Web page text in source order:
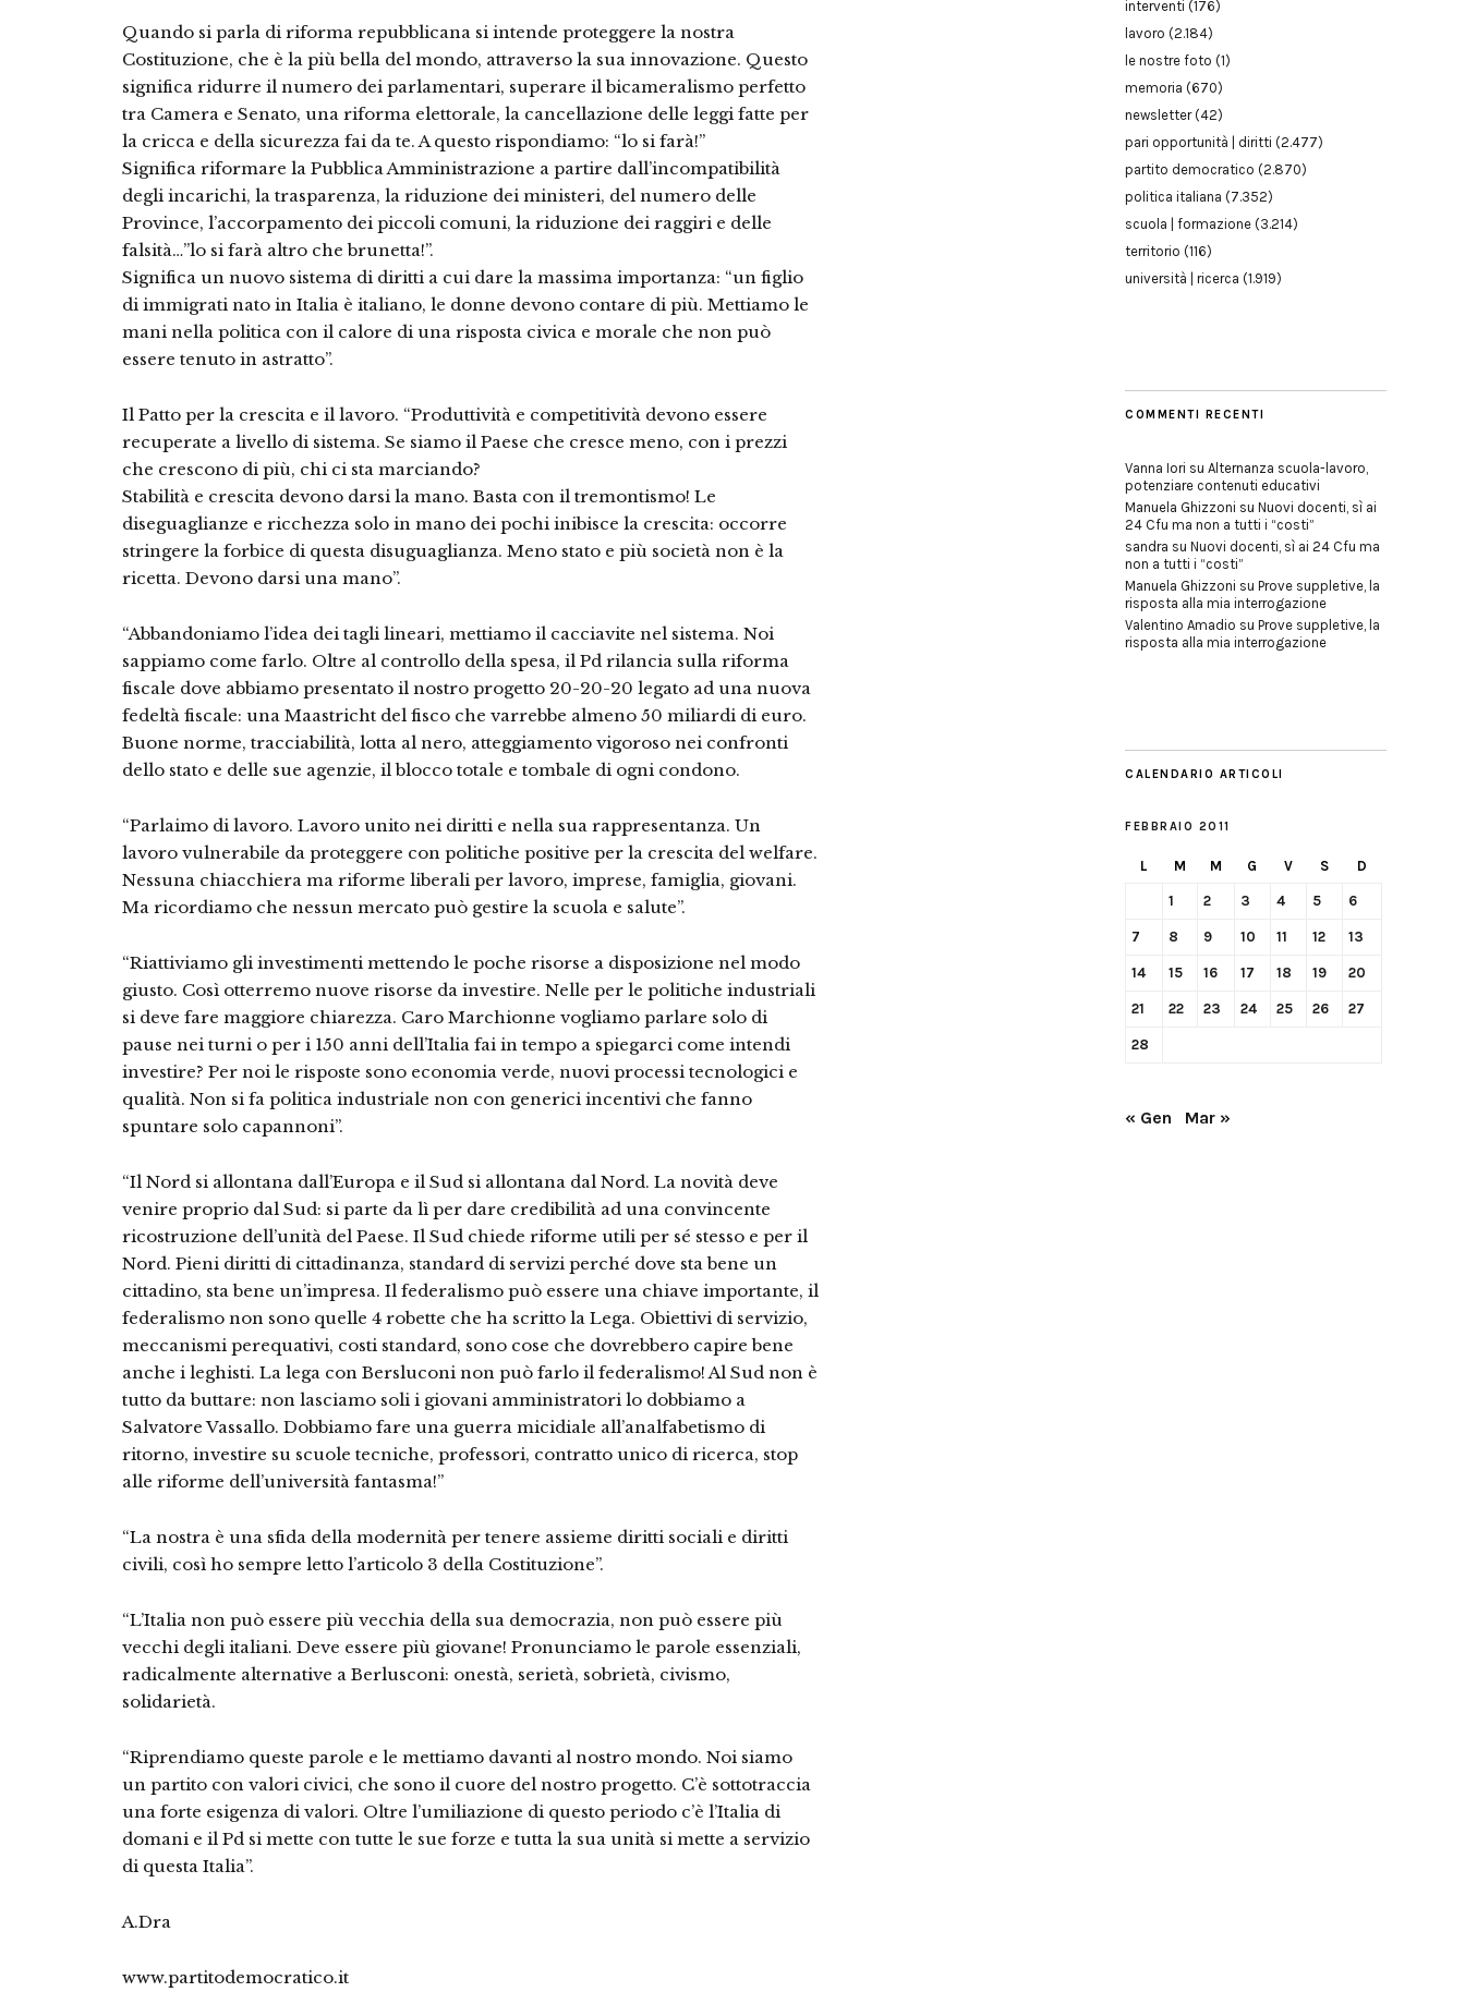
Quando si parla di riforma repubblicana si intende proteggere la nostra
Costituzione, che è la più bella del mondo, attraverso la sua innovazione. Questo
significa ridurre il numero dei parlamentari, superare il bicameralismo perfetto
tra Camera e Senato, una riforma elettorale, la cancellazione delle leggi fatte per
la cricca e della sicurezza fai da te. A questo rispondiamo: “lo si farà!”
Significa riformare la Pubblica Amministrazione a partire dall’incompatibilità
degli incarichi, la trasparenza, la riduzione dei ministeri, del numero delle
Province, l’accorpamento dei piccoli comuni, la riduzione dei raggiri e delle
falsità…”lo si farà altro che brunetta!”.
Significa un nuovo sistema di diritti a cui dare la massima importanza: “un figlio
di immigrati nato in Italia è italiano, le donne devono contare di più. Mettiamo le
mani nella politica con il calore di una risposta civica e morale che non può
essere tenuto in astratto”.
Il Patto per la crescita e il lavoro. “Produttività e competitività devono essere
recuperate a livello di sistema. Se siamo il Paese che cresce meno, con i prezzi
che crescono di più, chi ci sta marciando?
Stabilità e crescita devono darsi la mano. Basta con il tremontismo! Le
diseguaglianze e ricchezza solo in mano dei pochi inibisce la crescita: occorre
stringere la forbice di questa disuguaglianza. Meno stato e più società non è la
ricetta. Devono darsi una mano”.
“Abbandoniamo l’idea dei tagli lineari, mettiamo il cacciavite nel sistema. Noi
sappiamo come farlo. Oltre al controllo della spesa, il Pd rilancia sulla riforma
fiscale dove abbiamo presentato il nostro progetto 20-20-20 legato ad una nuova
fedeltà fiscale: una Maastricht del fisco che varrebbe almeno 50 miliardi di euro.
Buone norme, tracciabilità, lotta al nero, atteggiamento vigoroso nei confronti
dello stato e delle sue agenzie, il blocco totale e tombale di ogni condono.
“Parlaimo di lavoro. Lavoro unito nei diritti e nella sua rappresentanza. Un
lavoro vulnerabile da proteggere con politiche positive per la crescita del welfare.
Nessuna chiacchiera ma riforme liberali per lavoro, imprese, famiglia, giovani.
Ma ricordiamo che nessun mercato può gestire la scuola e salute”.
“Riattiviamo gli investimenti mettendo le poche risorse a disposizione nel modo
giusto. Così otterremo nuove risorse da investire. Nelle per le politiche industriali
si deve fare maggiore chiarezza. Caro Marchionne vogliamo parlare solo di
pause nei turni o per i 150 anni dell’Italia fai in tempo a spiegarci come intendi
investire? Per noi le risposte sono economia verde, nuovi processi tecnologici e
qualità. Non si fa politica industriale non con generici incentivi che fanno
spuntare solo capannoni”.
“Il Nord si allontana dall’Europa e il Sud si allontana dal Nord. La novità deve
venire proprio dal Sud: si parte da lì per dare credibilità ad una convincente
ricostruzione dell’unità del Paese. Il Sud chiede riforme utili per sé stesso e per il
Nord. Pieni diritti di cittadinanza, standard di servizi perché dove sta bene un
cittadino, sta bene un’impresa. Il federalismo può essere una chiave importante, il
federalismo non sono quelle 4 robette che ha scritto la Lega. Obiettivi di servizio,
meccanismi perequativi, costi standard, sono cose che dovrebbero capire bene
anche i leghisti. La lega con Bersluconi non può farlo il federalismo! Al Sud non è
tutto da buttare: non lasciamo soli i giovani amministratori lo dobbiamo a
Salvatore Vassallo. Dobbiamo fare una guerra micidiale all’analfabetismo di
ritorno, investire su scuole tecniche, professori, contratto unico di ricerca, stop
alle riforme dell’università fantasma!”
“La nostra è una sfida della modernità per tenere assieme diritti sociali e diritti
civili, così ho sempre letto l’articolo 3 della Costituzione”.
“L’Italia non può essere più vecchia della sua democrazia, non può essere più
vecchi degli italiani. Deve essere più giovane! Pronunciamo le parole essenziali,
radicalmente alternative a Berlusconi: onestà, serietà, sobrietà, civismo,
solidarietà.
“Riprendiamo queste parole e le mettiamo davanti al nostro mondo. Noi siamo
un partito con valori civici, che sono il cuore del nostro progetto. C’è sottotraccia
una forte esigenza di valori. Oltre l’umiliazione di questo periodo c’è l’Italia di
domani e il Pd si mette con tutte le sue forze e tutta la sua unità si mette a servizio
di questa Italia”.
A.Dra
www.partitodemocratico.it
interventi (176)
lavoro (2.184)
le nostre foto (1)
memoria (670)
newsletter(42)
pari opportunità | diritti (2.477)
partito democratico (2.870)
politica italiana (7.352)
scuola | formazione (3.214)
territorio (116)
università | ricerca (1.919)
COMMENTI RECENTI
Vanna Iori su Alternanza scuola-lavoro,
potenziare contenuti educativi
Manuela Ghizzoni su Nuovi docenti, sì ai
24 Cfu ma non a tutti i “costi”
sandra su Nuovi docenti, sì ai 24 Cfu ma
non a tutti i “costi”
Manuela Ghizzoni su Prove suppletive, la
risposta alla mia interrogazione
Valentino Amadio su Prove suppletive, la
risposta alla mia interrogazione
CALENDARIO ARTICOLI
FEBBRAIO 2011
L M M G V S D
1 2 3 4 5 6
7 8 9 10 11 12 13
14 15 16 17 18 19 20
21 22 23 24 25 26 27
28
« Gen Mar »